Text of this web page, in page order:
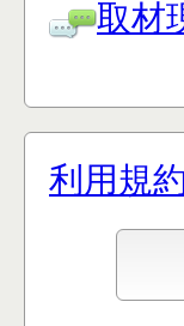
取材
利用規約